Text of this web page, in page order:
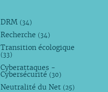
DRM (34)
Recherche (34)
Transition écologique
(33)
Cyberattaques -
Cybersécurité (30)
Neutralité du Net (25)